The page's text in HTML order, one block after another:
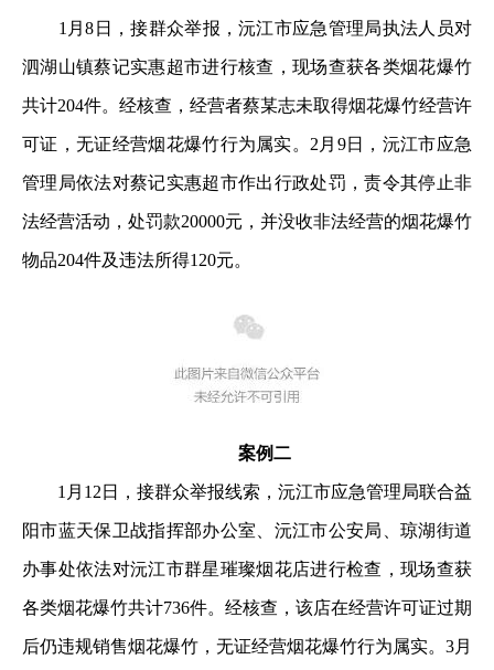
1月8日，接群众举报，沅江市应急管理局执法人员对
泗湖山镇蔡记实惠超市进行核查，现场查获各类烟花爆竹
共计204件。经核查，经营者蔡某志未取得烟花爆竹经营许
可证，无证经营烟花爆竹行为属实。2月9日，沅江市应急
管理局依法对蔡记实惠超市作出行政处罚，责令其停止非
法经营活动，处罚款20000元，并没收非法经营的烟花爆竹
物品204件及违法所得120元。
案例二
1月12日，接群众举报线索，沅江市应急管理局联合益
阳市蓝天保卫战指挥部办公室、沅江市公安局、琼湖街道
办事处依法对沅江市群星璀璨烟花店进行检查，现场查获
各类烟花爆竹共计736件。经核查，该店在经营许可证过期
后仍违规销售烟花爆竹，无证经营烟花爆竹行为属实。3月